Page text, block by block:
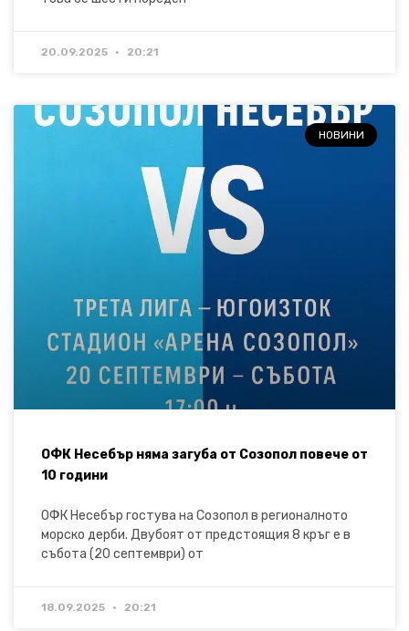
20.09.2025 20:21
НОВИНИ
ОФК Несебър няма загуба от Созопол повече от
10 години
ОФК Несебър гостува на Созопол в регионалното
морско дерби. Двубоят от предстоящия 8 кръг е в
събота (20 септември) от
18.09.2025 20:21